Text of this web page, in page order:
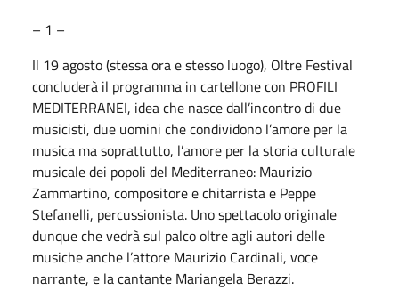
– 1 –
Il 19 agosto (stessa ora e stesso luogo), Oltre Festival
concluderà il programma in cartellone con PROFILI
MEDITERRANEI, idea che nasce dall’incontro di due
musicisti, due uomini che condividono l’amore per la
musica ma soprattutto, l’amore per la storia culturale
musicale dei popoli del Mediterraneo: Maurizio
Zammartino, compositore e chitarrista e Peppe
Stefanelli, percussionista. Uno spettacolo originale
dunque che vedrà sul palco oltre agli autori delle
musiche anche l’attore Maurizio Cardinali, voce
narrante, e la cantante Mariangela Berazzi.